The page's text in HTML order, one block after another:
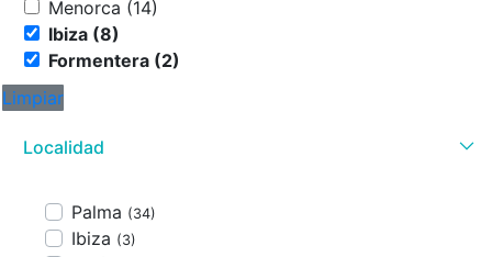
Menorca (14)
Ibiza (8)
Formentera (2)
Limpiar
Localidad
Palma (34)
Ibiza (3)